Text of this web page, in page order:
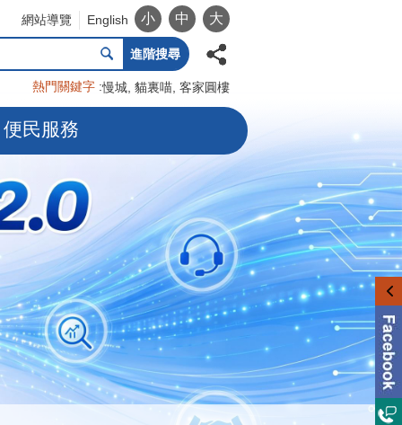
網站導覽 English 小 中 大
進階搜尋
熱門關鍵字 慢城 貓裏喵 客家圓樓
便民服務